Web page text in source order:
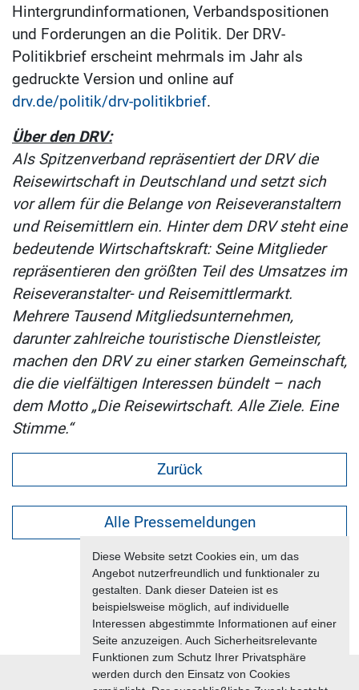
Diese Website setzt Cookies ein, um das
Angebot nutzerfreundlich und funktionaler zu
gestalten. Dank dieser Dateien ist es
beispielsweise möglich, auf individuelle
Interessen abgestimmte Informationen auf einer
Seite anzuzeigen. Auch Sicherheitsrelevante
Funktionen zum Schutz Ihrer Privatsphäre
werden durch den Einsatz von Cookies
Hintergrundinformationen, Verbandspositionen
und Forderungen an die Politik. Der DRV-
Politikbrief erscheint mehrmals im Jahr als
gedruckte Version und online auf
drv.de/politik/drv-politikbrief.
Über den DRV:
Als Spitzenverband repräsentiert der DRV die
Reisewirtschaft in Deutschland und setzt sich
vor allem für die Belange von Reiseveranstaltern
und Reisemittlern ein. Hinter dem DRV steht eine
bedeutende Wirtschaftskraft: Seine Mitglieder
repräsentieren den größten Teil des Umsatzes im
Reiseveranstalter- und Reisemittlermarkt.
Mehrere Tausend Mitgliedsunternehmen,
darunter zahlreiche touristische Dienstleister,
machen den DRV zu einer starken Gemeinschaft,
die die vielfältigen Interessen bündelt – nach
dem Motto „Die Reisewirtschaft. Alle Ziele. Eine
Stimme.“
Zurück
Alle Pressemeldungen